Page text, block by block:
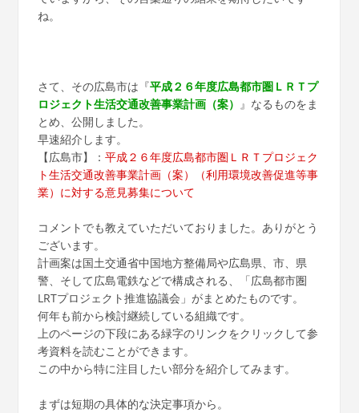
ね。
さて、その広島市は『平成２６年度広島都市圏ＬＲＴプ
ロジェクト生活交通改善事業計画（案） 』なるものをま
とめ、公開しました。
早速紹介します。
【広島市】： 平成２６年度広島都市圏ＬＲＴプロジェク
ト生活交通改善事業計画（案）（利用環境改善促進等事
業）に対する意見募集について
コメントでも教えていただいておりました。ありがとう
ございます。
計画案は国土交通省中国地方整備局や広島県、市、県
警、そして広島電鉄などで構成される、「広島都市圏
LRTプロジェクト推進協議会」がまとめたものです。
何年も前から検討継続している組織です。
上のページの下段にある緑字のリンクをクリックして参
考資料を読むことができます。
この中から特に注目したい部分を紹介してみます。
まずは短期の具体的な決定事項から。